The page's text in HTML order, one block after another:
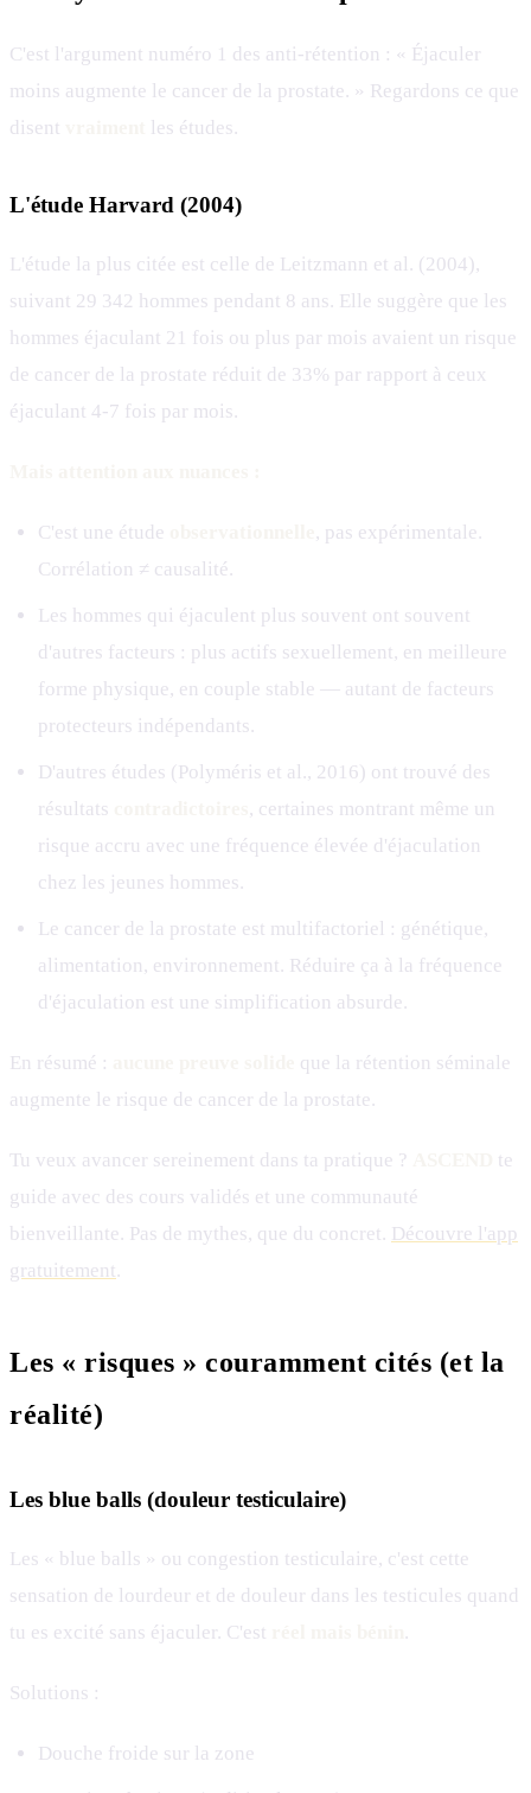
C'est l'argument numéro 1 des anti-rétention : « Éjaculer
moins augmente le cancer de la prostate. » Regardons ce que
disent
les études.
L'étude Harvard (2004)
L'étude la plus citée est celle de Leitzmann et al. (2004),
suivant 29 342 hommes pendant 8 ans. Elle suggère que les
hommes éjaculant 21 fois ou plus par mois avaient un risque
de cancer de la prostate réduit de 33% par rapport à ceux
éjaculant 4-7 fois par mois.
C'est une étude
, pas expérimentale.
Corrélation ≠ causalité.
Les hommes qui éjaculent plus souvent ont souvent
d'autres facteurs : plus actifs sexuellement, en meilleure
forme physique, en couple stable — autant de facteurs
protecteurs indépendants.
D'autres études (Polyméris et al., 2016) ont trouvé des
résultats
, certaines montrant même un
risque accru avec une fréquence élevée d'éjaculation
chez les jeunes hommes.
Le cancer de la prostate est multifactoriel : génétique,
alimentation, environnement. Réduire ça à la fréquence
d'éjaculation est une simplification absurde.
En résumé :
que la rétention séminale
augmente le risque de cancer de la prostate.
Tu veux avancer sereinement dans ta pratique ?
te
guide avec des cours validés et une communauté
bienveillante. Pas de mythes, que du concret. Découvre l'app
gratuitement.
Les « risques » couramment cités (et la
réalité)
Les blue balls (douleur testiculaire)
Les « blue balls » ou congestion testiculaire, c'est cette
sensation de lourdeur et de douleur dans les testicules quand
tu es excité sans éjaculer. C'est
.
Solutions :
Douche froide sur la zone